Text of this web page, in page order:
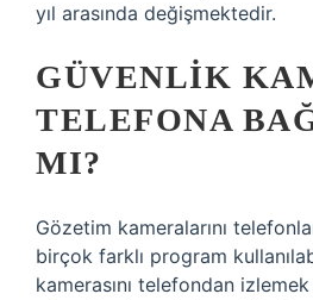
yıl arasında değişmektedir.
GÜVENLIK
TELEFONA
MI?
Gözetim kameralarını
birçok farklı program
kamerasını telefondan